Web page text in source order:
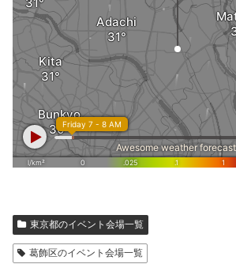
東京都のイベント会場一覧
葛飾区のイベント会場一覧